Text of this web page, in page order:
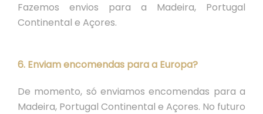
Fazemos envios para a Madeira, Portugal
Continental e Açores.
6. Enviam encomendas para a Europa?
De momento, só enviamos encomendas para a
Madeira, Portugal Continental e Açores. No futuro